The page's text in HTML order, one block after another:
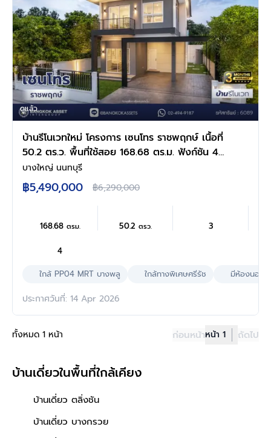
ดูแล้ว
บ้านรีโนเวทใหม่ โครงการ เซนโทร ราชพฤกษ์ เนื้อที่
50.2 ตร.ว. พื้นที่ใช้สอย 168.68 ตร.ม. ฟังก์ชัน 4
ห้องนอน 4 ห้องน้ำ 2 ที่จอดรถ ให้ความเป็นส่วน
ตัว บนทำเลดี เชื่อมต่อถนนนครอินทร์ ถนน
กาญจนาภิเษก ถนนราชพฤกษ์ ใกล้รถไฟฟ้าสายสี
ม่วง "สถานีบางพลู" และจุดขึ้นทางด่วน "ศรีรัช"
บางใหญ่ นนทบุรี
฿5,490,000 ฿6,290,000
168.68 ตรม. 50.2 ตรว. 3
4
ใกล้ PP04 MRT บางพลู
ใกล้ทางพิเศษศรีรัช มีห้องนอนล่
ประกาศวันที่: 14 Apr 2026
ทั้งหมด 1 หน้า ก่อนหน้าหน้า 1 ถัดไป
บ้านเดี่ยวในพื้นที่ใกล้เคียง
บ้านเดี่ยว ตลิ่งชัน
บ้านเดี่ยว บางกรวย